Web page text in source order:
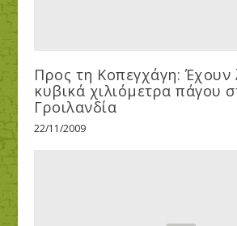
Προς τη Κοπεγχάγη: Έχουν
κυβικά χιλιόμετρα πάγου
Γροιλανδία
22/11/2009